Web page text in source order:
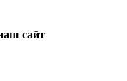
сайт